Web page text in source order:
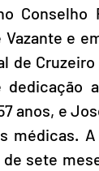
Conselho
e
de
anos, e
médicas.
sete